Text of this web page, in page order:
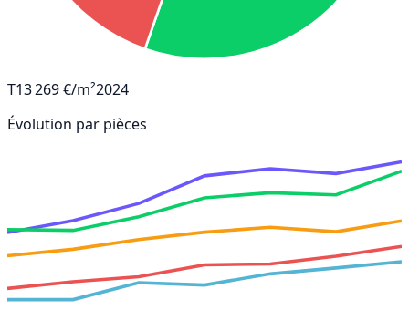
T13 269 €/m²2024
Évolution par pièces